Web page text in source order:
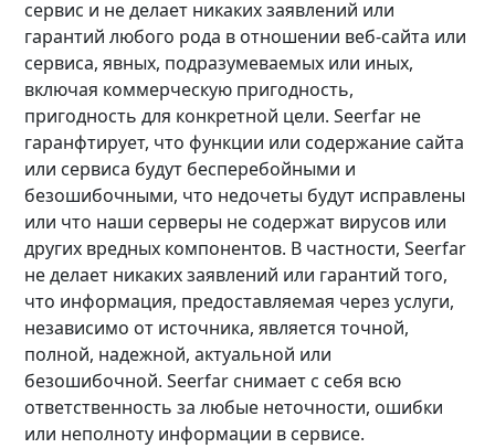
сервис и не делает никаких заявлений или
гарантий любого рода в отношении веб-сайта или
сервиса, явных, подразумеваемых или иных,
включая коммерческую пригодность,
пригодность для конкретной цели. Seerfar не
гаранфтирует, что функции или содержание сайта
или сервиса будут бесперебойными и
безошибочными, что недочеты будут исправлены
или что наши серверы не содержат вирусов или
других вредных компонентов. В частности, Seerfar
не делает никаких заявлений или гарантий того,
что информация, предоставляемая через услуги,
независимо от источника, является точной,
полной, надежной, актуальной или
безошибочной. Seerfar снимает с себя всю
ответственность за любые неточности, ошибки
или неполноту информации в сервисе.